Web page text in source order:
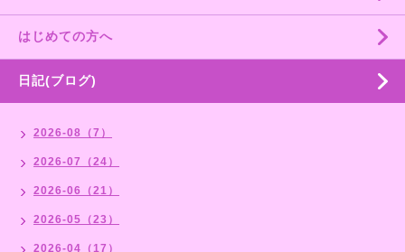
はじめての方へ
日記(ブログ)
2026-08（7）
2026-07（24）
2026-06（21）
2026-05（23）
2026-04（17）